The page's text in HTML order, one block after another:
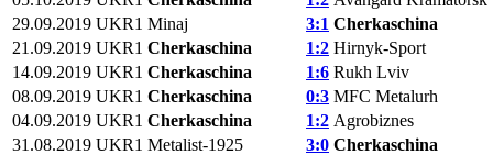
29.09.2019 UKR1 Minaj 3:1 Cherkaschina
21.09.2019 UKR1 Cherkaschina 1:2 Hirnyk-Sport
14.09.2019 UKR1 Cherkaschina 1:6 Rukh Lviv
08.09.2019 UKR1 Cherkaschina 0:3 MFC Metalurh
04.09.2019 UKR1 Cherkaschina 1:2 Agrobiznes
31.08.2019 UKR1 Metalist-1925 3:0 Cherkaschina